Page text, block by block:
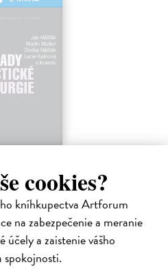
cookies?
kníhkupectva Artforum
na zabezpečenie a meranie
a zaistenie vášho
Ondřej, kolektiv Lucie
oboru plastické,
Kolektiv autorů reaguje na
– stejně jako v ostatních